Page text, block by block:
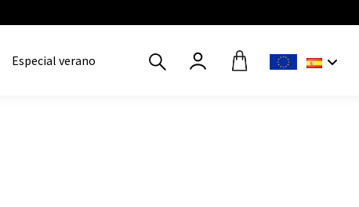
Especial verano